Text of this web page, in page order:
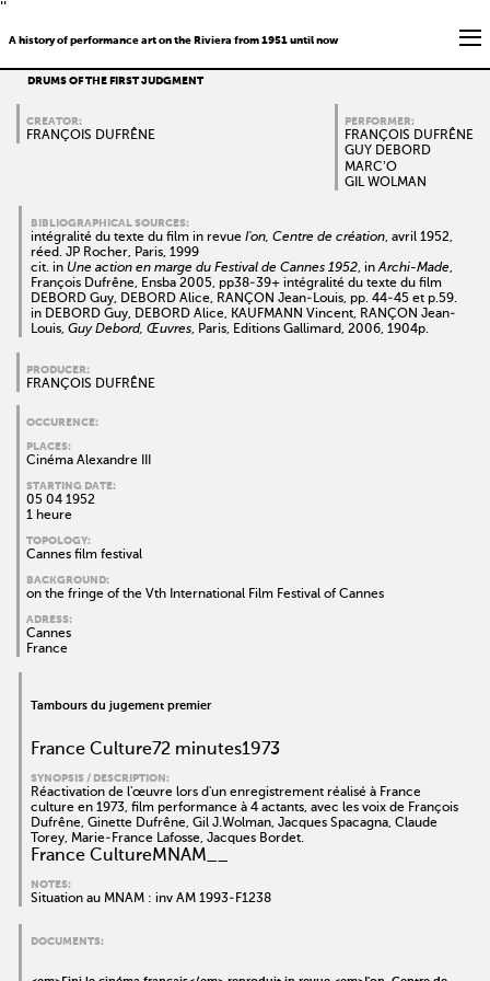
''
A history of performance art on the Riviera from 1951 until now
DRUMS OF THE FIRST JUDGMENT
CREATOR:
FRANÇOIS DUFRÊNE
PERFORMER:
FRANÇOIS DUFRÊNE
GUY DEBORD
MARCʼO
GIL WOLMAN
BIBLIOGRAPHICAL SOURCES:
intégralité du texte du film in revue I'on, Centre de création, avril 1952,
réed. JP Rocher, Paris, 1999
cit. in Une action en marge du Festival de Cannes 1952, inArchi-Made,
François Dufrêne, Ensba 2005, pp38-39+ intégralité du texte du film
DEBORD Guy, DEBORD Alice, RANÇON Jean-Louis, pp. 44-45 et p.59.
in DEBORD Guy, DEBORD Alice, KAUFMANN Vincent, RANÇON Jean-
Louis, Guy Debord, Œuvres, Paris, Editions Gallimard, 2006, 1904p.
PRODUCER:
FRANÇOIS DUFRÊNE
OCCURENCE:
PLACES:
Cinéma Alexandre III
STARTING DATE:
05 04 1952
1 heure
TOPOLOGY:
Cannes film festival
BACKGROUND:
on the fringe of the Vth International Film Festival of Cannes
ADRESS:
Cannes
France
Tambours du jugement premier
France Culture72 minutes1973
SYNOPSIS / DESCRIPTION:
Réactivation de l'œuvre lors d'un enregistrement réalisé à France
culture en 1973, film performance à 4 actants, avec les voix de François
Dufrêne, Ginette Dufrêne, Gil J.Wolman, Jacques Spacagna, Claude
Torey, Marie-France Lafosse, Jacques Bordet.
France CultureMNAM__
NOTES:
Situation au MNAM : inv AM 1993-F1238
DOCUMENTS: